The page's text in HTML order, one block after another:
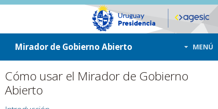
ir a contenido
ir al menú
Mirador de Gobierno Abierto MENÚ
Cómo usar el Mirador de Gobierno
Abierto